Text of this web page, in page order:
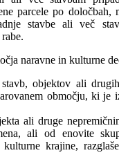
parcele po
stavbe ali več
naravne in kulturne
objektov ali
območju, ki je
ali druge
ali od enovite
krajine,